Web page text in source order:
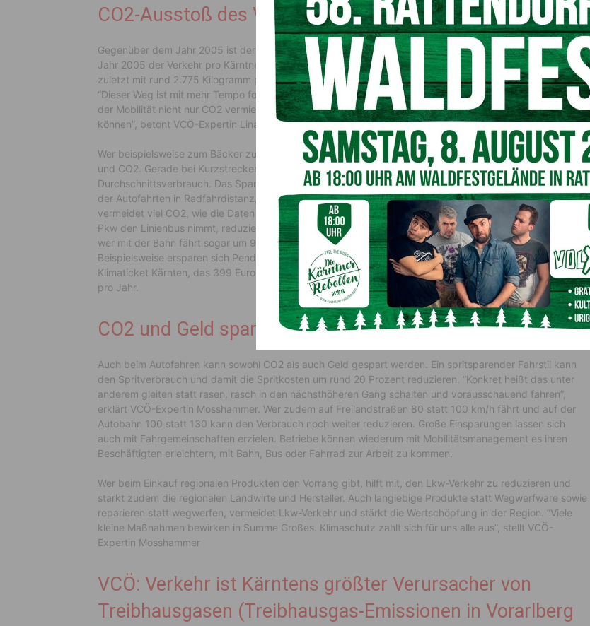
CO2-Ausstoß des Verkehrs gesunken
Gegenüber dem Jahr 2005 ist der CO2-Ausstoß des Verkehrs um 226.000 Tonnen gesunken. Während im
Jahr 2005 der Verkehr pro Kärntnerin und Kärntner noch 3.205 Kilogramm CO2 verursachte, waren es
zuletzt mit rund 2.775 Kilogramm pro Person um 430 Kilogramm weniger, macht der VCÖ aufmerksam.
“Dieser Weg ist mit mehr Tempo fortzusetzen. Der Vorteil ist, dass mit vielen Klimaschutz-Maßnahmen in
der Mobilität nicht nur CO2 vermieden wird, sondern sich die Haushalte auch einiges an Geld sparen
können”, betont VCÖ-Expertin Lina Mosshammer.
Wer beispielsweise zum Bäcker zu Fuß geht oder mit dem Fahrrad statt mit dem Auto fährt, spart Sprit
und CO2. Gerade bei Kurzstrecken ist der Verbrauch hoch, pro Kilometer zwei bis viermal so hoch wie der
Durchschnittsverbrauch. Das Sparpotenzial ist groß: Jede 10. Autofahrt ist in Gehdistanz, rund die Hälfte
der Autofahrten in Radfahrdistanz, erinnert der VCÖ. Auch der Umstieg auf öffentliche Verkehrsmittel
vermeidet viel CO2, wie die Daten des Umweltbundesamts zeigen. Wer statt einem Diesel- oder Benzin-
Pkw den Linienbus nimmt, reduziert den CO2-Ausstoß pro Personenkilometer im Schnitt um 75 Prozent,
wer mit der Bahn fährt sogar um 94 Prozent. Gleichzeitig kann auch einiges an Geld gespart werden.
Beispielsweise ersparen sich Pendlerinnen und Pendler auf der Strecke Villach – Klagenfurt mit dem
Klimaticket Kärnten, das 399 Euro pro Jahr kostet, allein im Vergleich zu den Spritkosten rund 1.500 Euro
pro Jahr.
CO2 und Geld sparen
Auch beim Autofahren kann sowohl CO2 als auch Geld gespart werden. Ein spritsparender Fahrstil kann
den Spritverbrauch und damit die Spritkosten um rund 20 Prozent reduzieren. “Konkret heißt das unter
anderem gleiten statt rasen, rasch in den nächsthöheren Gang schalten und vorausschauend fahren”,
erklärt VCÖ-Expertin Mosshammer. Wer zudem auf Freilandstraßen 80 statt 100 km/h fährt und auf der
Autobahn 100 statt 130 kann den Verbrauch noch weiter reduzieren. Große Einsparungen lassen sich
auch mit Fahrgemeinschaften erzielen. Betriebe können wiederum mit Mobilitätsmanagement es ihren
Beschäftigten erleichtern, mit Bahn, Bus oder Fahrrad zur Arbeit zu kommen.
Wer beim Einkauf regionalen Produkten den Vorrang gibt, hilft mit, den Lkw-Verkehr zu reduzieren und
stärkt zudem die regionalen Landwirte und Hersteller. Auch langlebige Produkte statt Wegwerfware sowie
reparieren statt wegwerfen, vermeidet Lkw-Verkehr und stärkt die Wertschöpfung in der Region. “Viele
kleine Maßnahmen bewirken in Summe Großes. Klimaschutz zahlt sich für uns alle aus”, stellt VCÖ-
Expertin Mosshammer
VCÖ: Verkehr ist Kärntens größter Verursacher von
Treibhausgasen (Treibhausgas-Emissionen in Vorarlberg